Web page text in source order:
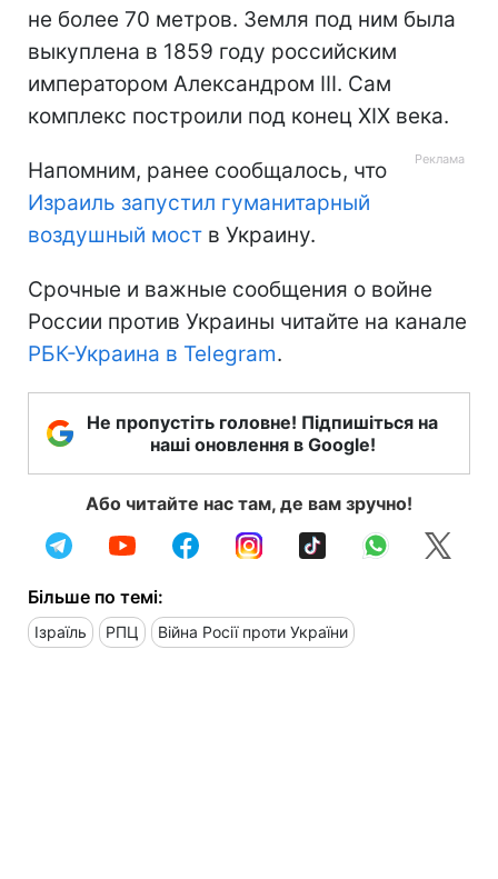
не более 70 метров. Земля под ним была
выкуплена в 1859 году российским
императором Александром III. Сам
комплекс построили под конец XIX века.
Напомним, ранее сообщалось, что
Израиль запустил гуманитарный
воздушный мост в Украину.
Срочные и важные сообщения о войне
России против Украины читайте на канале
РБК-Украина в Telegram.
Не пропустіть головне! Підпишіться на
наші оновлення в Google!
Або читайте нас там, де вам зручно!
Більше по темі:
Ізраїль РПЦ Війна Росії проти України